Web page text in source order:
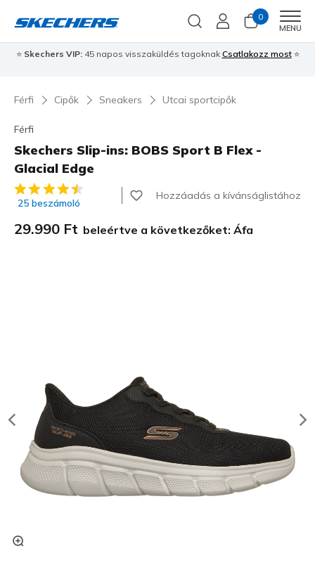
0
MENU
⭐ Skechers VIP:45 napos visszaküldés tagoknak Csatlakozz most⭐
Férfi Cipők Sneakers Utcai sportcipők
Férfi
Skechers Slip-ins: BOBS Sport B Flex -
Glacial Edge
3,4 az 5-ből ügyfélértékelés
25 beszámoló
Hozzáadás a kívánságlistához
29.990 Ft beleértve a következőket: Áfa